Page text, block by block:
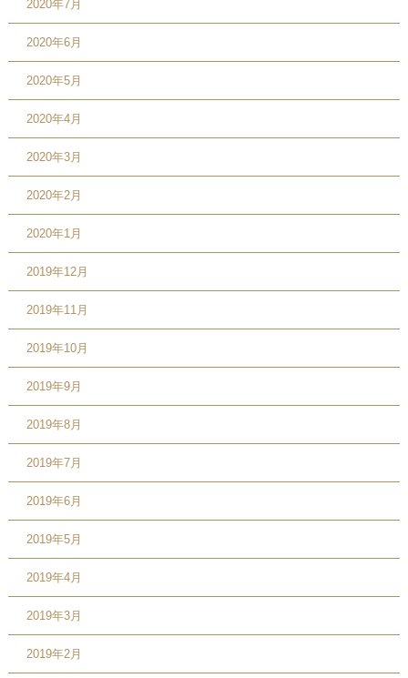
2020年7月
2020年6月
2020年5月
2020年4月
2020年3月
2020年2月
2020年1月
2019年12月
2019年11月
2019年10月
2019年9月
2019年8月
2019年7月
2019年6月
2019年5月
2019年4月
2019年3月
2019年2月